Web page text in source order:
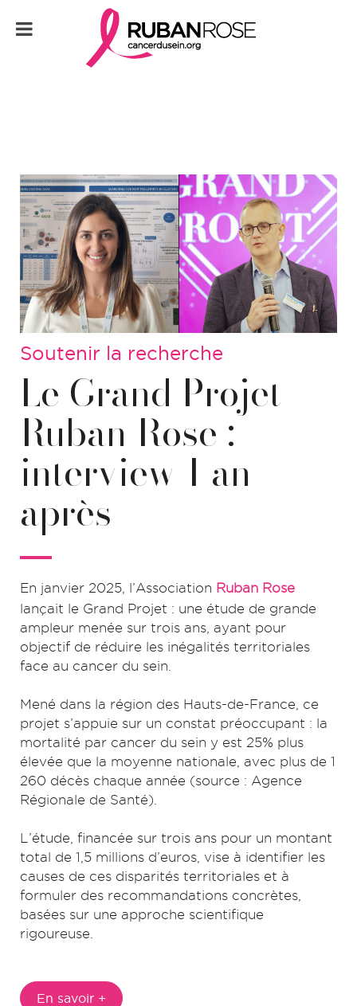
Soutenir la recherche
Le Grand Projet
Ruban Rose :
interview 1 an
après
En janvier 2025, l’Association Ruban Rose
lançait le Grand Projet : une étude de grande
ampleur menée sur trois ans, ayant pour
objectif de réduire les inégalités territoriales
face au cancer du sein.
Mené dans la région des Hauts-de-France, ce
projet s’appuie sur un constat préoccupant : la
mortalité par cancer du sein y est 25% plus
élevée que la moyenne nationale, avec plus de 1
260 décès chaque année (source : Agence
Régionale de Santé).
L’étude, financée sur trois ans pour un montant
total de 1,5 millions d’euros, vise à identifier les
causes de ces disparités territoriales et à
formuler des recommandations concrètes,
basées sur une approche scientifique
rigoureuse.
En savoir +